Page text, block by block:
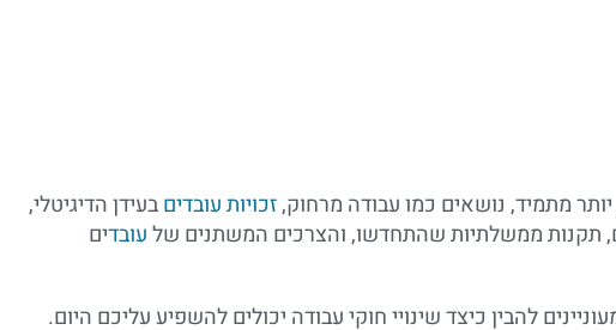
מתמיד, נושאים כמו עבודה מרחוק,זכויות עובדיםבעידן הדיגיטלי,
תקנות ממשלתיות שהתחדשו, והצרכים המשתנים שלעובדים
להבין כיצד שינויי חוקי עבודה יכולים להשפיע עליכם היום.